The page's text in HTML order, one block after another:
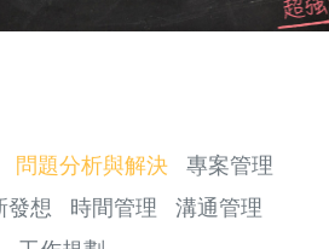
問題分析與解決
專案管理
發想 時間管理
溝通管理